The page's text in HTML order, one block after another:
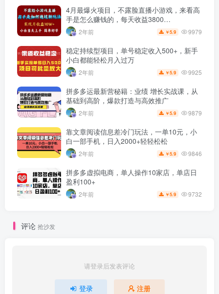
4月最爆火项目，不露脸直播小游戏，来看高
手是怎么赚钱的，每天收益3800…
2年前 ￥5.9 9979
稳定持续型项目，单号稳定收入500+，新手
小白都能轻松月入过万
2年前 ￥5.9 9925
拼多多运最新营秘籍：业绩 增长实战课，从
基础到高阶，爆款打造与高效推广
2年前 ￥5.9 9879
靠文章阅读信息差冷门玩法，一单10元，小
白一部手机，日入2000+轻轻松松
2年前 ￥5.9 9846
拼多多虚拟电商，单人操作10家店，单店日
盈利100+
2年前 ￥5.9 9732
评论 抢沙发
请登录后发表评论
登录 注册